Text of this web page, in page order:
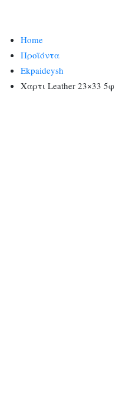
Home
Προϊόντα
Ekpaideysh
Χαρτι Leather 23×33 5φ